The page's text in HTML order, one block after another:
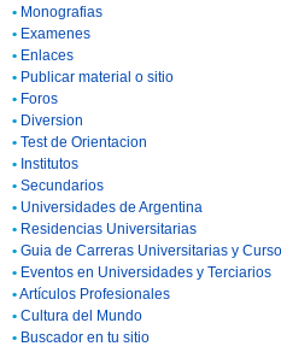
• Monografias
• Examenes
• Enlaces
• Publicar material o sitio
• Foros
• Diversion
• Test de Orientacion
• Institutos
• Secundarios
• Universidades de Argentina
• Residencias Universitarias
• Guia de Carreras Universitarias y
• Eventos en Universidades y Terciarios
•Artículos Profesionales
• Cultura del Mundo
• Buscador en tu sitio